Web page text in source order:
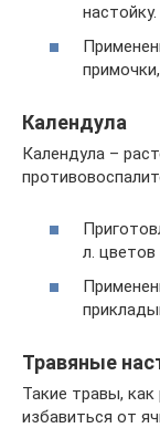
настойку.
Календула
Календула –
л. цветов
Травяные
Такие травы,
избавиться от